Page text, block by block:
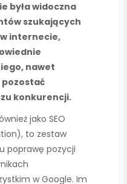
była widoczna
szukających
internecie,
nawet
konkurencji.
jako SEO
to zestaw
poprawę pozycji
w Google. Im